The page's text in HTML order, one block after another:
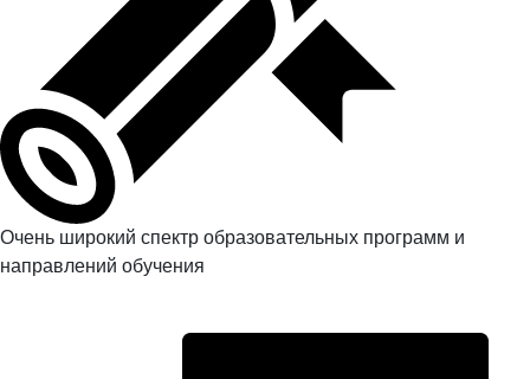
Очень широкий спектр образовательных программ и
направлений обучения